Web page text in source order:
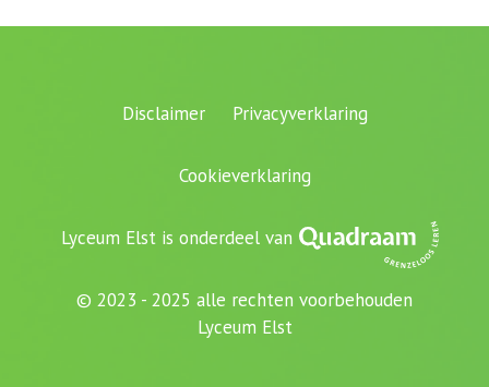
Disclaimer Privacyverklaring
Cookieverklaring
Lyceum Elst is onderdeel van
© 2023 - 2025 alle rechten voorbehouden
Lyceum Elst